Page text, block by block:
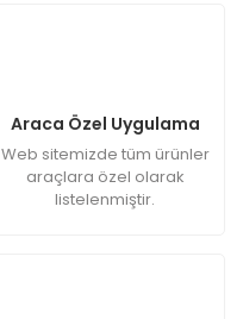
Araca Özel Uygulama
Web sitemizde tüm ürünler
araçlara özel olarak
listelenmiştir.